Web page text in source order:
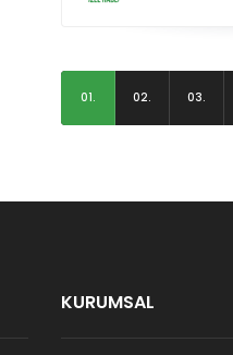
01. 02. 03.
KURUMSAL